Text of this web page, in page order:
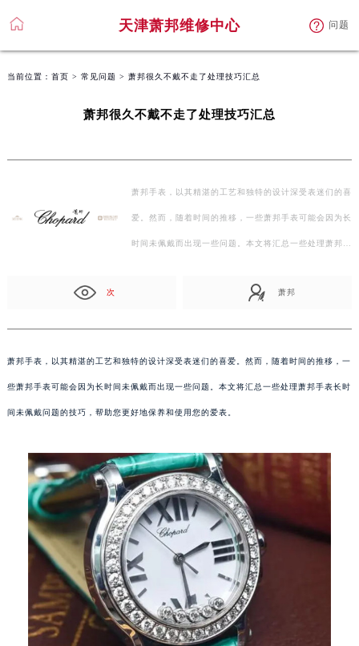
天津萧邦维修中心 问题
当前位置： 首页 > 常见问题 > 萧邦很久不戴不走了处理技巧汇总
萧邦很久不戴不走了处理技巧汇总
萧邦手表，以其精湛的工艺和独特的设计深受表迷们的喜
爱。然而，随着时间的推移，一些萧邦手表可能会因为长
时间未佩戴而出现一些问题。本文将汇总一些处理萧邦…
次 萧邦
萧邦手表，以其精湛的工艺和独特的设计深受表迷们的喜爱。然而，随着时间的推移，一
些萧邦手表可能会因为长时间未佩戴而出现一些问题。本文将汇总一些处理萧邦手表长时
间未佩戴问题的技巧，帮助您更好地保养和使用您的爱表。